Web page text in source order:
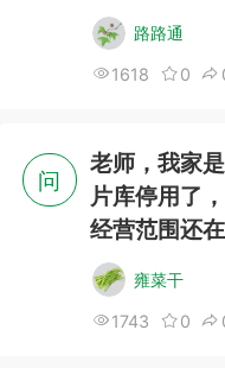
由“企业自行
的这个企业
是指什么？
路路通
1618 0
问
老师，我家
片库停用了
经营范围还
了，想要重
些工作
雍菜干
1743 0